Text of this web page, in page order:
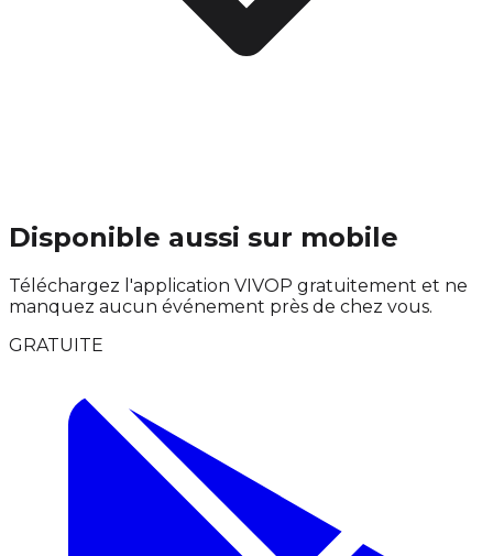
Disponible aussi sur mobile
Téléchargez l'application VIVOP gratuitement et ne
manquez aucun événement près de chez vous.
GRATUITE